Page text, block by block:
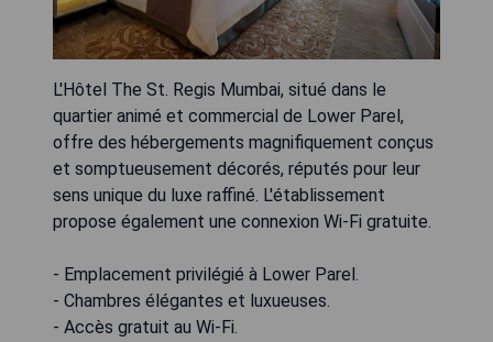
L'Hôtel The St. Regis Mumbai, situé dans le
quartier animé et commercial de Lower Parel,
offre des hébergements magnifiquement conçus
et somptueusement décorés, réputés pour leur
sens unique du luxe raffiné. L'établissement
propose également une connexion Wi-Fi gratuite.
- Emplacement privilégié à Lower Parel.
- Chambres élégantes et luxueuses.
- Accès gratuit au Wi-Fi.